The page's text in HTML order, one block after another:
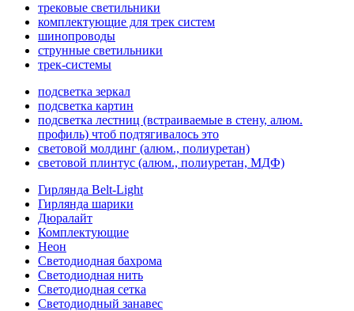
трековые светильники
комплектующие для трек систем
шинопроводы
струнные светильники
трек-системы
подсветка зеркал
подсветка картин
подсветка лестниц (встраиваемые в стену, алюм.
профиль) чтоб подтягивалось это
световой молдинг (алюм., полиуретан)
световой плинтус (алюм., полиуретан, МДФ)
Гирлянда Belt-Light
Гирлянда шарики
Дюралайт
Комплектующие
Неон
Светодиодная бахрома
Светодиодная нить
Светодиодная сетка
Светодиодный занавес